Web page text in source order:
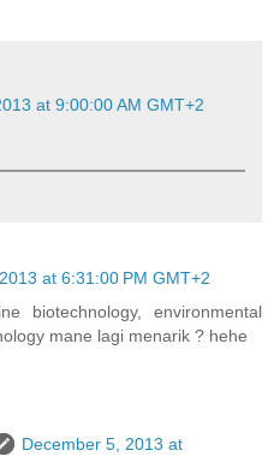
at 9:00:00 AM GMT+2
at 6:31:00 PM GMT+2
biotechnology, environmental
mane lagi menarik ? hehe
December 5, 2013 at